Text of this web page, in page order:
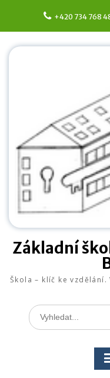
content
+420 734 768
Základní
Škola – klíč ke
Search
for: